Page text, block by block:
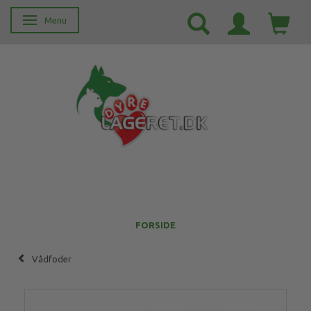
Skifte navigation
Menu
FORSIDE
Vådfoder